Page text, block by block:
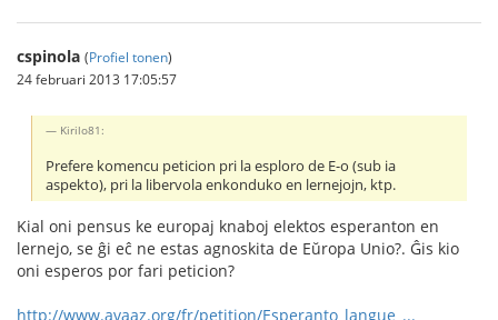
cspinola (Profiel tonen)
24 februari 2013 17:05:57
Kirilo81:
Prefere komencu peticion pri la esploro de E-o (sub ia
aspekto), pri la libervola enkonduko en lernejojn, ktp.
Kial oni pensus ke europaj knaboj elektos esperanton en
lernejo, se ĝi eĉ ne estas agnoskita de Eŭropa Unio?. Ĝis kio
oni esperos por fari peticion?
http://www.avaaz.org/fr/petition/Esperanto_langue_...